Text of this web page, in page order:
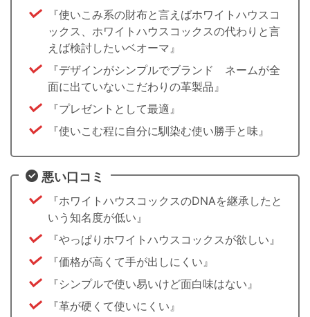
『使いこみ系の財布と言えばホワイトハウスコ
ックス、ホワイトハウスコックスの代わりと言
えば検討したいベオーマ』
『デザインがシンプルでブランド ネームが全
面に出ていないこだわりの革製品』
『プレゼントとして最適』
『使いこむ程に自分に馴染む使い勝手と味』
悪い口コミ
『ホワイトハウスコックスのDNAを継承したと
いう知名度が低い』
『やっぱりホワイトハウスコックスが欲しい』
『価格が高くて手が出しにくい』
『シンプルで使い易いけど面白味はない』
『革が硬くて使いにくい』